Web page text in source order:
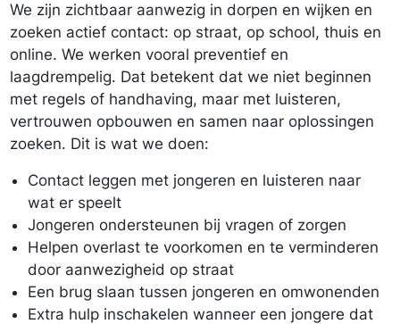
We zijn zichtbaar aanwezig in dorpen en wijken en
zoeken actief contact: op straat, op school, thuis en
online. We werken vooral preventief en
laagdrempelig. Dat betekent dat we niet beginnen
met regels of hand­having, maar met luisteren,
vertrouwen opbouwen en samen naar oplossingen
zoeken. Dit is wat we doen:
Contact leggen met jongeren en luisteren naar
wat er speelt
Jongeren ondersteunen bij vragen of zorgen
Helpen overlast te voorkomen en te verminderen
door aanwezigheid op straat
Een brug slaan tussen jongeren en omwonenden
Extra hulp inschakelen wanneer een jongere dat